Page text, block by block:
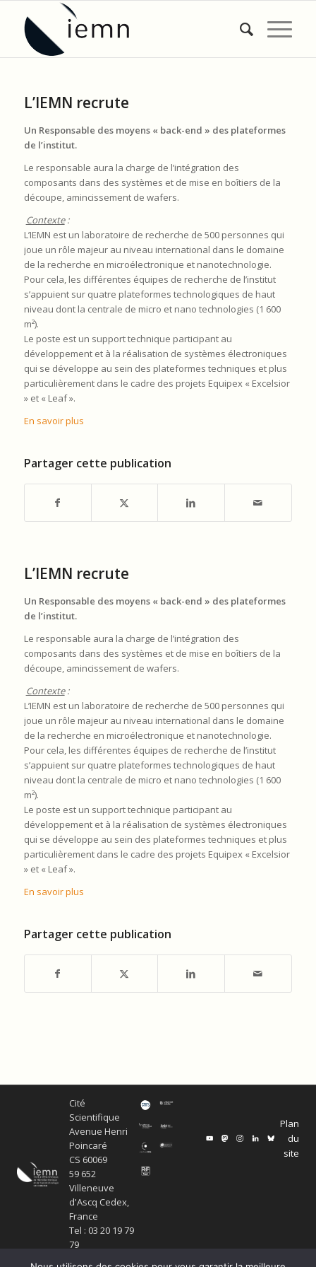
L’IEMN recrute
Un Responsable des moyens « back-end » des plateformes
de l’institut.
Le responsable aura la charge de l’intégration des
composants dans des systèmes et de mise en boîtiers de la
découpe, amincissement de wafers.
Contexte:
L’IEMN est un laboratoire de recherche de 500 personnes qui
joue un rôle majeur au niveau international dans le domaine
de la recherche en microélectronique et nanotechnologie.
Pour cela, les différentes équipes de recherche de l’institut
s’appuient sur quatre plateformes technologiques de haut
niveau dont la centrale de micro et nano technologies (1 600
m²).
Le poste est un support technique participant au
développement et à la réalisation de systèmes électroniques
qui se développe au sein des plateformes techniques et plus
particulièrement dans le cadre des projets Equipex « Excelsior
» et « Leaf ».
En savoir plus
Partager cette publication
L’IEMN recrute
Un Responsable des moyens « back-end » des plateformes
de l’institut.
Le responsable aura la charge de l’intégration des
composants dans des systèmes et de mise en boîtiers de la
découpe, amincissement de wafers.
Contexte:
L’IEMN est un laboratoire de recherche de 500 personnes qui
joue un rôle majeur au niveau international dans le domaine
de la recherche en microélectronique et nanotechnologie.
Pour cela, les différentes équipes de recherche de l’institut
s’appuient sur quatre plateformes technologiques de haut
niveau dont la centrale de micro et nano technologies (1 600
m²).
Le poste est un support technique participant au
développement et à la réalisation de systèmes électroniques
qui se développe au sein des plateformes techniques et plus
particulièrement dans le cadre des projets Equipex « Excelsior
» et « Leaf ».
En savoir plus
Partager cette publication
Cité
Scientifique
Avenue Henri
Poincaré
CS 60069
59 652
Villeneuve
d'Ascq Cedex,
France
Tel : 03 20 19 79
79
Plan
du
site